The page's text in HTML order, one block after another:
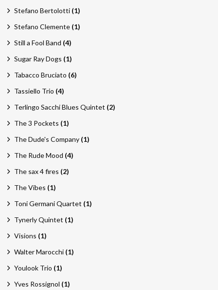
Stefano Bertolotti (1)
Stefano Clemente (1)
Still a Fool Band (4)
Sugar Ray Dogs (1)
Tabacco Bruciato (6)
Tassiello Trio (4)
Terlingo Sacchi Blues Quintet (2)
The 3 Pockets (1)
The Dude's Company (1)
The Rude Mood (4)
The sax 4 fires (2)
The Vibes (1)
Toni Germani Quartet (1)
Tynerly Quintet (1)
Visions (1)
Walter Marocchi (1)
Youlook Trio (1)
Yves Rossignol (1)